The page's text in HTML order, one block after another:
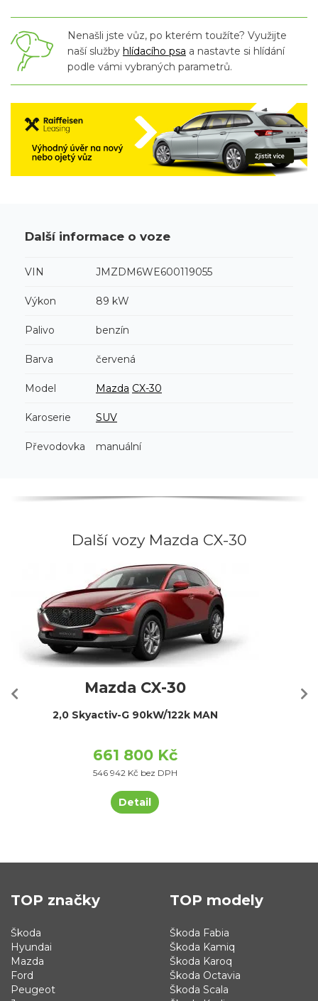
Nenašli jste vůz, po kterém toužíte? Využijte
naší služby hlídacího psa a nastavte si hlídání
podle vámi vybraných parametrů.
Další informace o voze
VIN JMZDM6WE600119055
Výkon 89 kW
Palivo benzín
Barva červená
Model Mazda CX-30
Karoserie SUV
Převodovka manuální
Další vozy Mazda CX-30
Mazda CX-30
2,0 Skyactiv-G 90kW/122k MAN
661 800 Kč
546 942 Kč bez DPH
Detail
TOP značky
Škoda
Hyundai
Mazda
Ford
Peugeot
TOP modely
Škoda Fabia
Škoda Kamiq
Škoda Karoq
Škoda Octavia
Škoda Scala